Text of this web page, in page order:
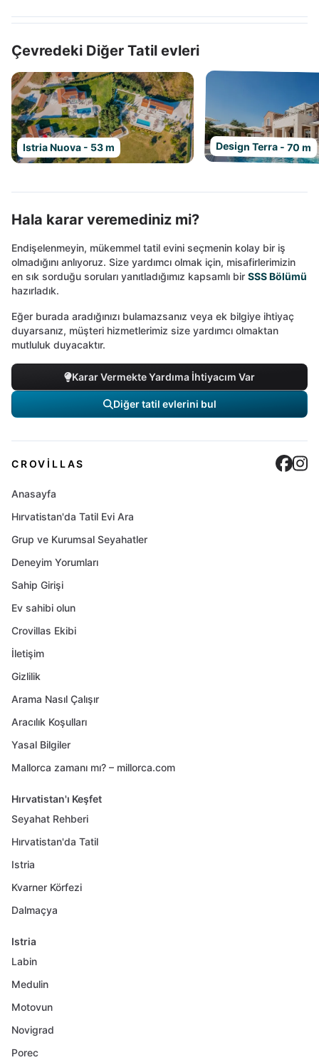
Çevredeki Diğer Tatil evleri
Istria Nuova - 53 m Design Terra - 70 m
Hala karar veremediniz mi?
Endişelenmeyin, mükemmel tatil evini seçmenin kolay bir iş
olmadığını anlıyoruz. Size yardımcı olmak için, misafirlerimizin
en sık sorduğu soruları yanıtladığımız kapsamlı bir SSS Bölümü
hazırladık.
Eğer burada aradığınızı bulamazsanız veya ek bilgiye ihtiyaç
duyarsanız, müşteri hizmetlerimiz size yardımcı olmaktan
mutluluk duyacaktır.
Karar Vermekte Yardıma İhtiyacım Var
Diğer tatil evlerini bul
CROVILLAS
Anasayfa
Hırvatistan'da Tatil Evi Ara
Grup ve Kurumsal Seyahatler
Deneyim Yorumları
Sahip Girişi
Ev sahibi olun
Crovillas Ekibi
İletişim
Gizlilik
Arama Nasıl Çalışır
Aracılık Koşulları
Yasal Bilgiler
Mallorca zamanı mı? – millorca.com
Hırvatistan'ı Keşfet
Seyahat Rehberi
Hırvatistan'da Tatil
Istria
Kvarner Körfezi
Dalmaçya
Istria
Labin
Medulin
Motovun
Novigrad
Porec